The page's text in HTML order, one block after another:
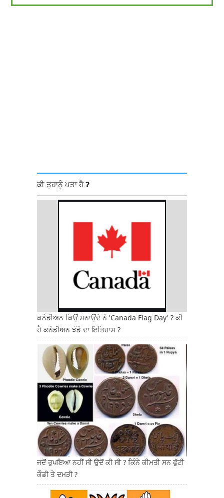
ਕੀ ਤੁਹਾਨੂੰ ਪਤਾ ਹੈ ?
ਕਨੇਡੀਅਨ ਕਿਉਂ ਮਨਾਉਂਦੇ ਨੇ 'Canada Flag Day' ? ਕੀ
ਹੈ ਕਨੇਡੀਅਨ ਝੰਡੇ ਦਾ ਇਤਿਹਾਸ ?
ਜਦੋਂ ਰੁਪਇਆ ਨਹੀਂ ਸੀ ਉਦੋਂ ਕੀ ਸੀ ? ਕਿੰਨੇ ਕੀਮਤੀ ਸਨ ਫੁੱਟੀ
ਕੌਡੀ ਤੇ ਦਮੜੀ ?